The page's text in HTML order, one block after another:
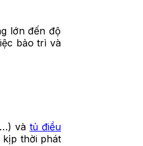
lớn đến độ
bảo trì và
và tủ điều
kịp thời phát